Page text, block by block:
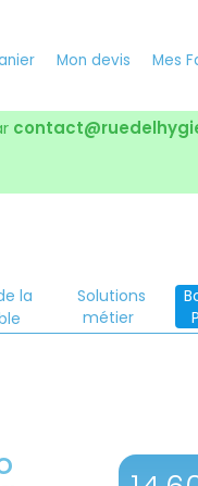
Mon devis Mes
la
Solutions
métier